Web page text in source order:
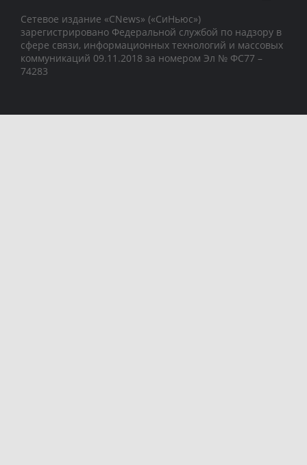
Сетевое издание «CNews» («СиНьюс»)
зарегистрировано Федеральной службой по надзору в
сфере связи, информационных технологий и массовых
коммуникаций 09.11.2018 за номером Эл № ФС77 –
74283